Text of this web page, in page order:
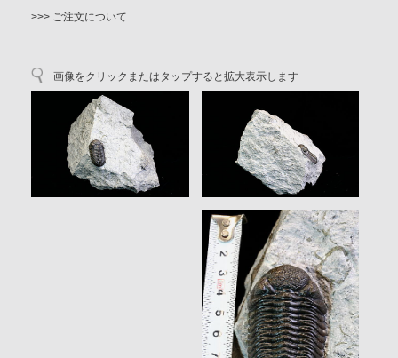
>>> ご注文について
画像をクリックまたはタップすると拡大表示します